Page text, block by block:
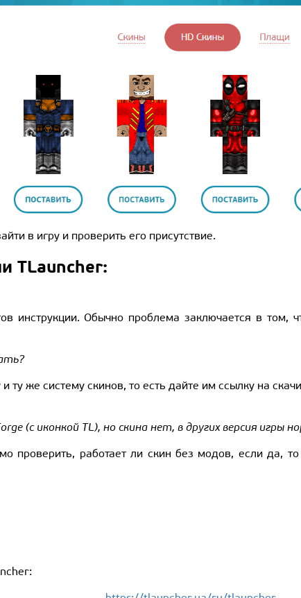
в игру и проверить его присутствие.
TLauncher:
инструкции. Обычно проблема заключается в том,
же систему скинов, то есть дайте им ссылку на
(с иконкой TL), но скина нет, в других версия игры
проверить, работает ли скин без модов, если